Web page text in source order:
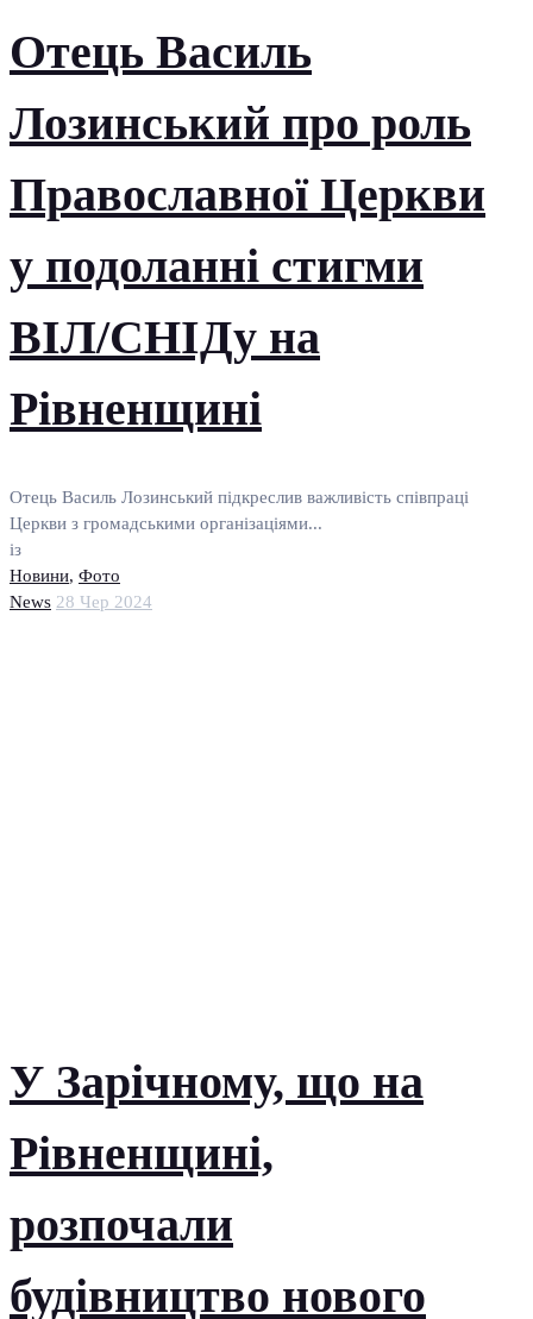
Отець Василь
Лозинський про роль
Православної Церкви
у подоланні стигми
ВІЛ/СНІДу на
Рівненщині
Отець Василь Лозинський підкреслив важливість співпраці
Церкви з громадськими організаціями...
із
Новини, Фото
News 28 Чер 2024
У Зарічному, що на
Рівненщині,
розпочали
будівництво нового